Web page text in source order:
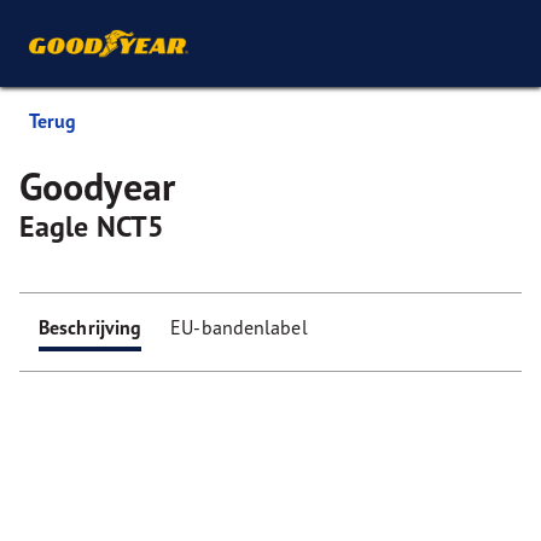
Terug
Goodyear
Eagle NCT5
Beschrijving EU-bandenlabel